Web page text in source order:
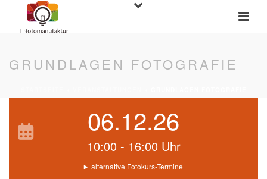
GRUNDLAGEN FOTOGRAFIE
06.12.26
10:00 - 16:00 Uhr
alternative Fotokurs-Termine